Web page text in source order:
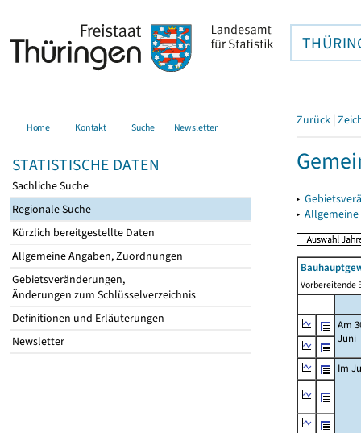
Home Kontakt Suche Newsletter
STATISTISCHE DATEN
Sachliche Suche
Regionale Suche
Kürzlich bereitgestellte Daten
Allgemeine Angaben, Zuordnungen
Gebietsveränderungen,
Änderungen zum Schlüsselverzeichnis
Definitionen und Erläuterungen
Newsletter
Zurück |
▸
▸
Vorbereitende
Am
Juni
Im